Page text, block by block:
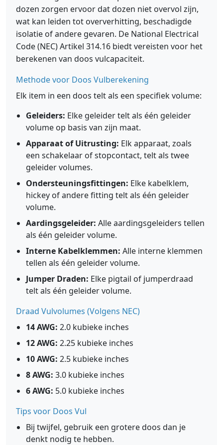
dozen zorgen ervoor dat dozen niet overvol zijn,
wat kan leiden tot oververhitting, beschadigde
isolatie of andere gevaren. De National Electrical
Code (NEC) Artikel 314.16 biedt vereisten voor het
berekenen van doos vulcapaciteit.
Methode voor Doos Vulberekening
Elk item in een doos telt als een specifiek volume:
Geleiders: Elke geleider telt als één geleider
volume op basis van zijn maat.
Apparaat of Uitrusting: Elk apparaat, zoals
een schakelaar of stopcontact, telt als twee
geleider volumes.
Ondersteuningsfittingen: Elke kabelklem,
hickey of andere fitting telt als één geleider
volume.
Aardingsgeleider: Alle aardingsgeleiders tellen
als één geleider volume.
Interne Kabelklemmen: Alle interne klemmen
tellen als één geleider volume.
Jumper Draden: Elke pigtail of jumperdraad
telt als één geleider volume.
Draad Vulvolumes (Volgens NEC)
14 AWG: 2.0 kubieke inches
12 AWG: 2.25 kubieke inches
10 AWG: 2.5 kubieke inches
8 AWG: 3.0 kubieke inches
6 AWG: 5.0 kubieke inches
Tips voor Doos Vul
Bij twijfel, gebruik een grotere doos dan je
denkt nodig te hebben.